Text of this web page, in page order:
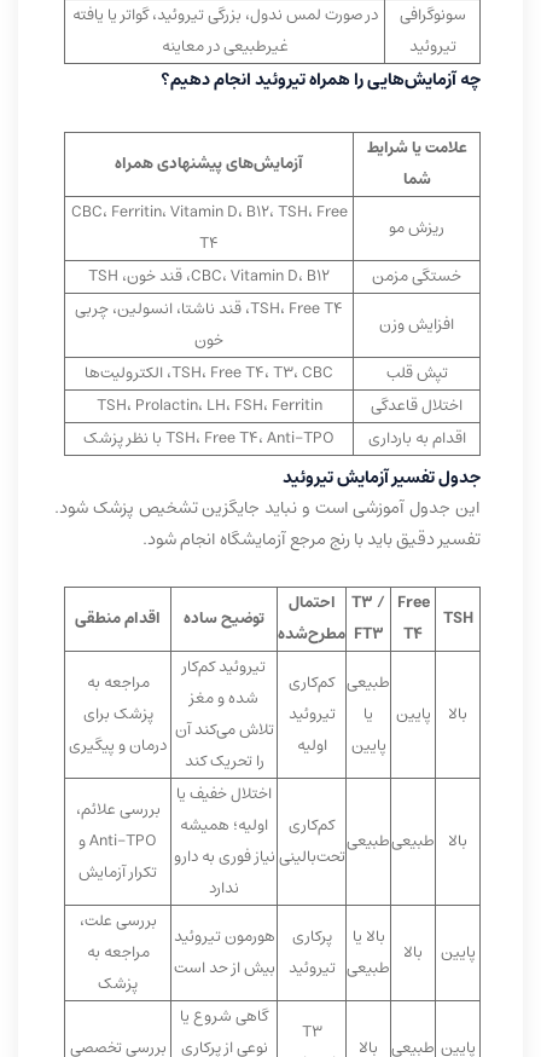
سونوگرافی
تیروئید
در صورت لمس ندول، بزرگی تیروئید، گواتر یا یافته
غیرطبیعی در معاینه
چه آزمایش‌هایی را همراه تیروئید انجام دهیم؟
علامت یا شرایط
شما
آزمایش‌های پیشنهادی همراه
ریزش مو
CBC، Ferritin، Vitamin D، B12، TSH، Free
T4
خستگی مزمن
CBC، Vitamin D، B12، قند خون، TSH
افزایش وزن
TSH، Free T4، قند ناشتا، انسولین، چربی
خون
تپش قلب
TSH، Free T4، T3، CBC، الکترولیت‌ها
اختلال قاعدگی
TSH، Prolactin، LH، FSH، Ferritin
اقدام به بارداری
TSH، Free T4، Anti-TPO با نظر پزشک
جدول تفسیر آزمایش تیروئید
این جدول آموزشی است و نباید جایگزین تشخیص پزشک شود.
تفسیر دقیق باید با رنج مرجع آزمایشگاه انجام شود.
TSH
Free
T4
T3 /
FT3
احتمال
مطرح‌شده
توضیح ساده اقدام منطقی
بالا پایین
طبیعی
یا
پایین
کم‌کاری
تیروئید
اولیه
تیروئید کم‌کار
شده و مغز
تلاش می‌کند آن
را تحریک کند
مراجعه به
پزشک برای
درمان و پیگیری
بالا طبیعیطبیعی
کم‌کاری
تحت‌بالینی
اختلال خفیف یا
اولیه؛ همیشه
نیاز فوری به دارو
ندارد
بررسی علائم،
Anti-TPO و
تکرار آزمایش
پایین بالا
بالا یا
طبیعی
پرکاری
تیروئید
هورمون تیروئید
بیش از حد است
بررسی علت،
مراجعه به
پزشک
پایین طبیعی بالا
T3
گاهی شروع یا
نوعی از پرکاری بررسی تخصصی